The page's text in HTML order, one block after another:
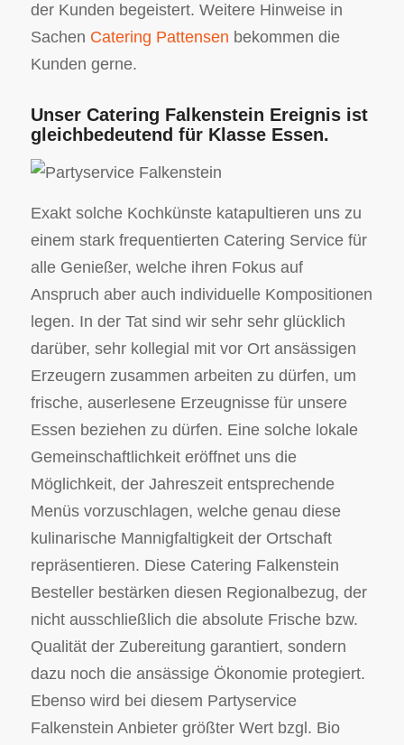
der Kunden begeistert. Weitere Hinweise in
Sachen Catering Pattensen bekommen die
Kunden gerne.
Unser Catering Falkenstein Ereignis ist
gleichbedeutend für Klasse Essen.
Exakt solche Kochkünste katapultieren uns zu
einem stark frequentierten Catering Service für
alle Genießer, welche ihren Fokus auf
Anspruch aber auch individuelle Kompositionen
legen. In der Tat sind wir sehr sehr glücklich
darüber, sehr kollegial mit vor Ort ansässigen
Erzeugern zusammen arbeiten zu dürfen, um
frische, auserlesene Erzeugnisse für unsere
Essen beziehen zu dürfen. Eine solche lokale
Gemeinschaftlichkeit eröffnet uns die
Möglichkeit, der Jahreszeit entsprechende
Menüs vorzuschlagen, welche genau diese
kulinarische Mannigfaltigkeit der Ortschaft
repräsentieren. Diese Catering Falkenstein
Besteller bestärken diesen Regionalbezug, der
nicht ausschließlich die absolute Frische bzw.
Qualität der Zubereitung garantiert, sondern
dazu noch die ansässige Ökonomie protegiert.
Ebenso wird bei diesem Partyservice
Falkenstein Anbieter größter Wert bzgl. Bio